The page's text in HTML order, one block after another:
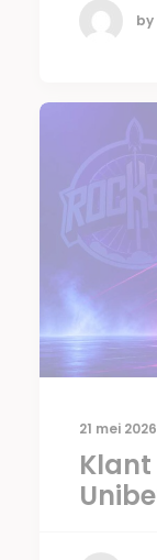
by
21 mei 2026
Klant